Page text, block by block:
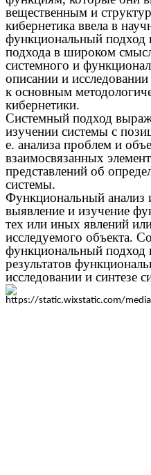
вещественным и
кибернетика ввела в
функциональный подход
подхода в широком
системного и
описании и
к основным
кибернетики.
Системный подход
изучении системы с
е. анализа проблем и
взаимосвязанных
представлений об
системы.
Функциональный анализ
выявление и изучение
тех или иных явлений
исследуемого объекта.
функциональный подход
результатов
исследовании и синтезе